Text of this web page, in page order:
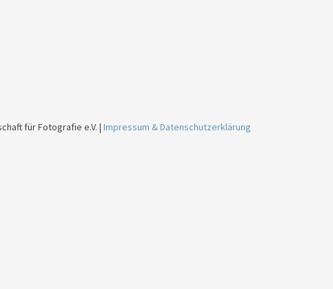
für Fotografie e.V. | Impressum & Datenschutzerklärung